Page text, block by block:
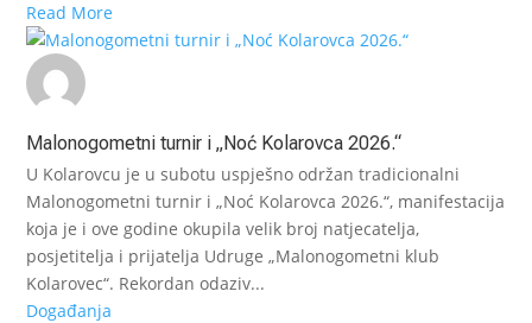
Read More
Malonogometni turnir i „Noć Kolarovca 2026.“
U Kolarovcu je u subotu uspješno održan tradicionalni
Malonogometni turnir i „Noć Kolarovca 2026.“, manifestacija
koja je i ove godine okupila velik broj natjecatelja,
posjetitelja i prijatelja Udruge „Malonogometni klub
Kolarovec“. Rekordan odaziv...
Događanja